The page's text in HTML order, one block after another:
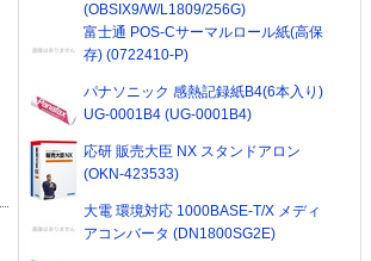
(OBSIX9/W/L1809/256G)
富士通 POS-Cサーマルロール紙(高保
存) (0722410-P)
パナソニック 感熱記録紙B4(6本入り)
UG-0001B4 (UG-0001B4)
応研 販売大臣 NX スタンドアロン
(OKN-423533)
大電 環境対応 1000BASE-T/X メディ
アコンバータ (DN1800SG2E)